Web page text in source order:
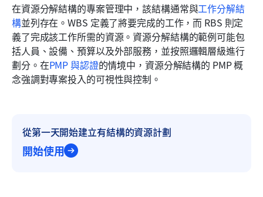
在資源分解結構的專案管理中，該結構通常與工作分解結
構並列存在。WBS 定義了將要完成的工作，而 RBS 則定
義了完成該工作所需的資源。資源分解結構的範例可能包
括人員、設備、預算以及外部服務，並按照邏輯層級進行
劃分。在PMP 與認證的情境中，資源分解結構的 PMP 概
念強調對專案投入的可視性與控制。
從第一天開始建立有結構的資源計劃
開始使用